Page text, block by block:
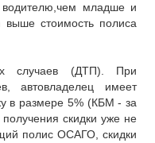
младше и
стоимость полиса
случаев (ДТП). При
автовладелец имеет
в размере 5% (КБМ - за
скидки уже не
полис ОСАГО, скидки